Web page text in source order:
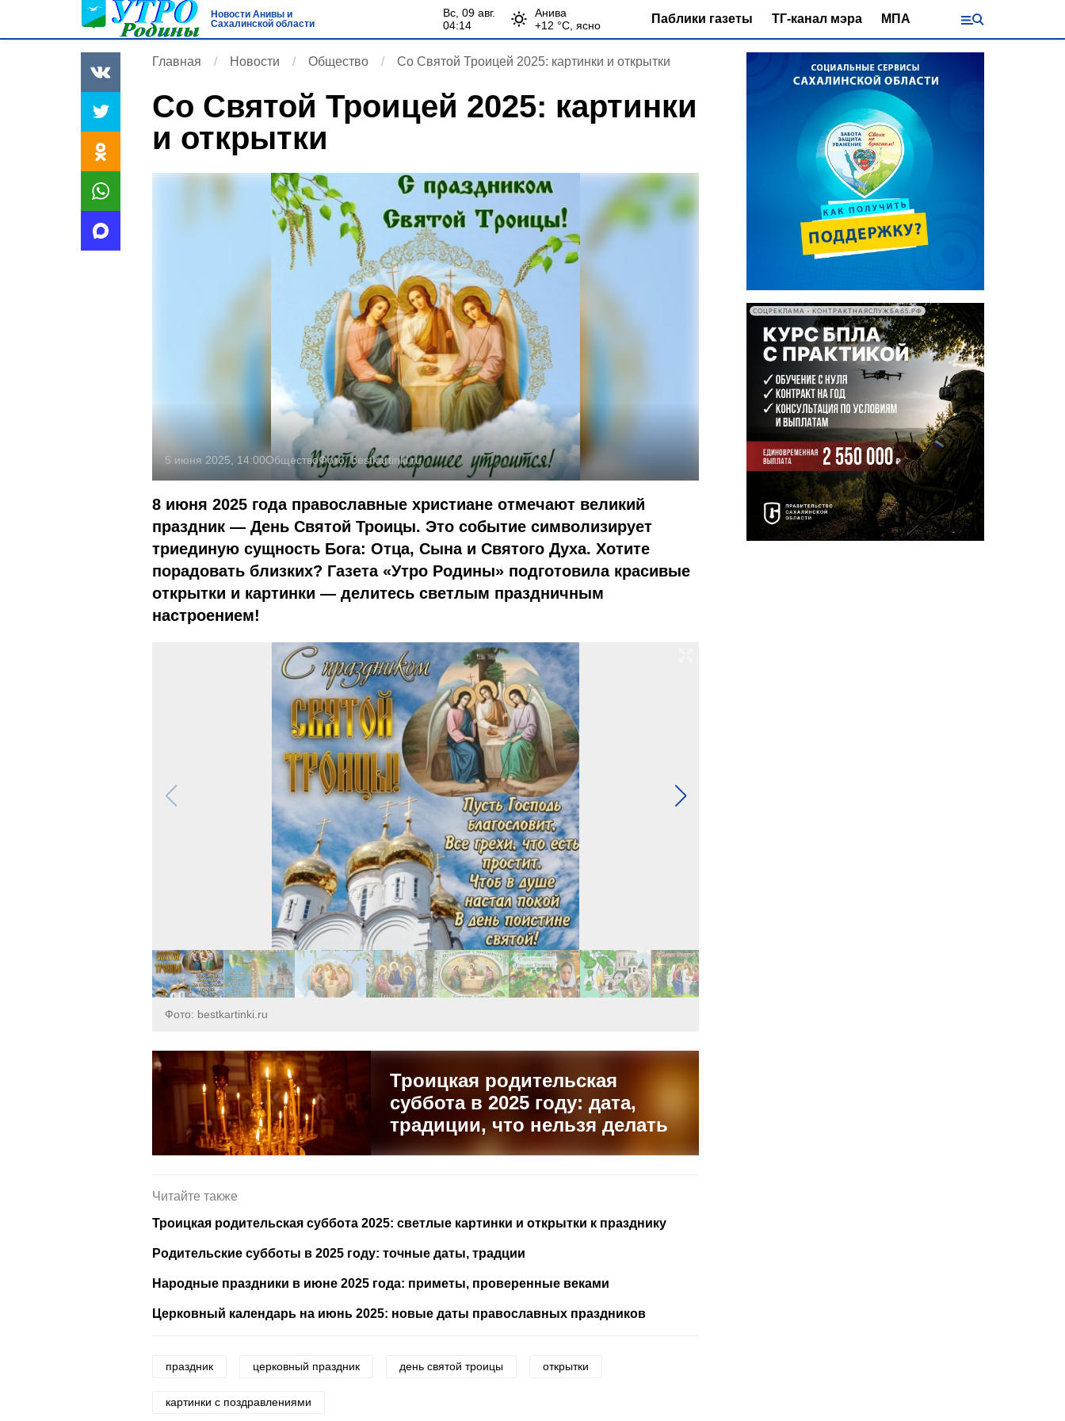
Новости Анивы и
Сахалинской области
вс, 09 авг.
04:14
Анива
+12 °С, ясно Паблики газеты ТГ-канал мэра МПА
Главная Новости Общество Со Святой Троицей 2025: картинки и открытки
Со Святой Троицей 2025: картинки
и открытки
5 июня 2025, 14:00ОбществоФото:bestkartinki.ru
8 июня 2025 года православные христиане отмечают великий
праздник — День Святой Троицы. Это событие символизирует
триединую сущность Бога: Отца, Сына и Святого Духа. Хотите
порадовать близких? Газета «Утро Родины» подготовила красивые
открытки и картинки — делитесь светлым праздничным
настроением!
Фото: bestkartinki.ru
Троицкая родительская
суббота в 2025 году: дата,
традиции, что нельзя делать
Читайте также
Троицкая родительская суббота 2025: светлые картинки и открытки к празднику
Родительские субботы в 2025 году: точные даты, традции
Народные праздники в июне 2025 года: приметы, проверенные веками
Церковный календарь на июнь 2025: новые даты православных праздников
праздник церковный праздник день святой троицы открытки
картинки с поздравлениями
СОЦРЕКЛАМА • КОНТРАКТНАЯСЛУЖБА65.РФ